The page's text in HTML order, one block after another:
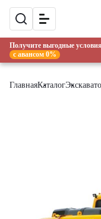
Получите выгодные
с авансом 0%
ГлавнаяКаталог